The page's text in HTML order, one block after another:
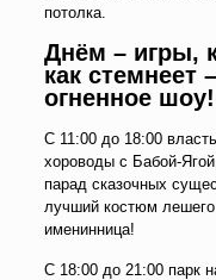
потолка.
Днём – игры,
как стемнеет
огненное шоу!
С 11:00 до 18:00
хороводы с Бабой-
парад сказочных
лучший костюм
именинница!
С 18:00 до 21:00 парк